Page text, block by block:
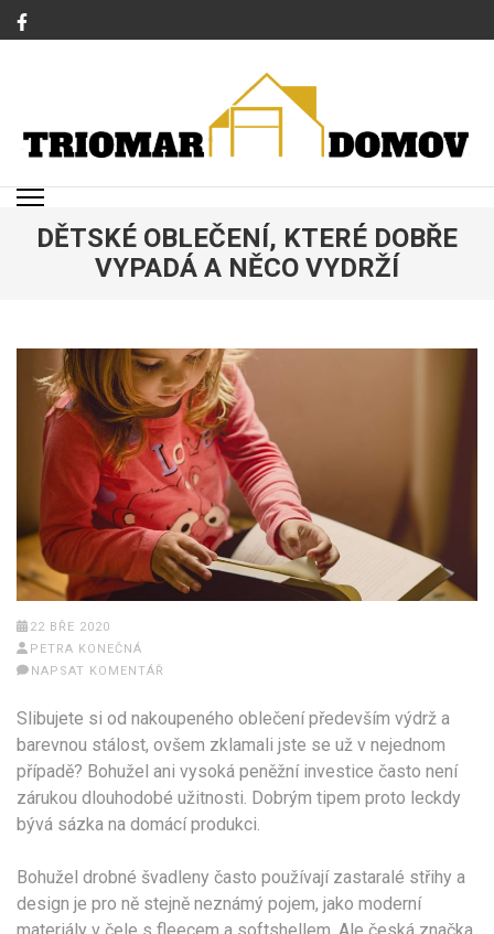
Přeskočit
na
TRIOMAR
DĚTSKÉ OBLEČENÍ, KTERÉ DOBŘE
VYPADÁ A NĚCO VYDRŽÍ
22 BŘE 2020
PETRA KONEČNÁ
NAPSAT KOMENTÁŘ
Slibujete si od nakoupeného oblečení především výdrž a
barevnou stálost, ovšem zklamali jste se už v nejednom
případě? Bohužel ani vysoká peněžní investice často není
zárukou dlouhodobé užitnosti. Dobrým tipem proto leckdy
bývá sázka na domácí produkci.
Bohužel drobné švadleny často používají zastaralé střihy a
design je pro ně stejně neznámý pojem, jako moderní